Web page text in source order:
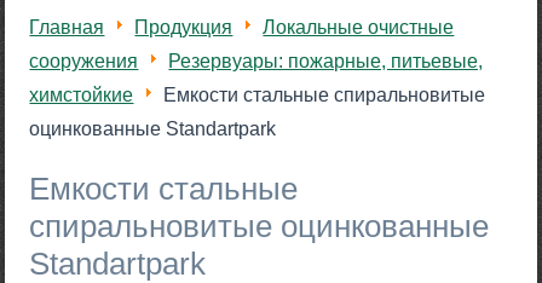
Главная Продукция
Локальные очистные
сооружения
Резервуары: пожарные, питьевые,
химстойкие
Емкости стальные спиральновитые
оцинкованные Standartpark
Емкости стальные
спиральновитые оцинкованные
Standartpark